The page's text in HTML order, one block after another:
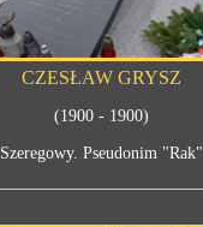
CZESŁAW GRYSZ
(1900 - 1900)
Szeregowy. Pseudonim "Rak"